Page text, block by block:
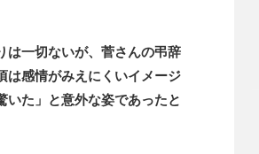
は一切ないが、菅さんの弔辞
は感情がみえにくいイメージ
いた」と意外な姿であったと